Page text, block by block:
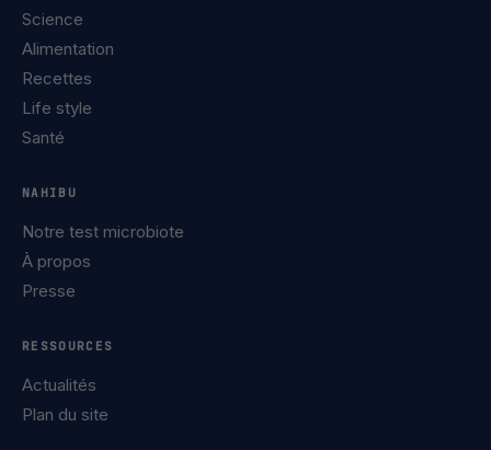
Science
Alimentation
Recettes
Life style
Santé
NAHIBU
Notre test microbiote
À propos
Presse
RESSOURCES
Actualités
Plan du site